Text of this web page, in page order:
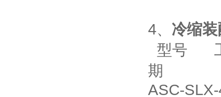
4、 冷缩
型号
期
ASC-